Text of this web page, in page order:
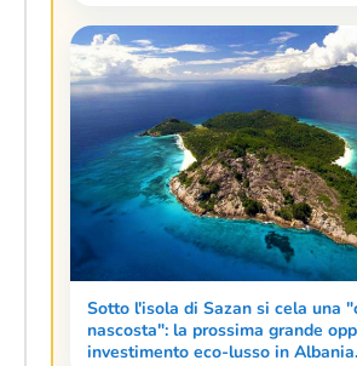
Sotto l'isola di Sazan si cela una
nascosta": la prossima grande
investimento eco-lusso in Albania.